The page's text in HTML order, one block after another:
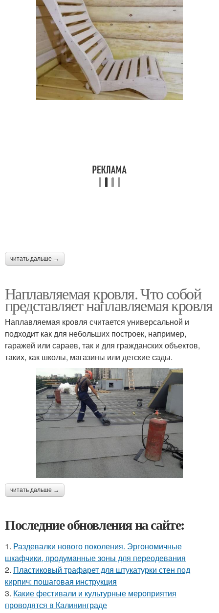
читать дальше →
Наплавляемая кровля. Что собой
представляет наплавляемая кровля
Наплавляемая кровля считается универсальной и
подходит как для небольших построек, например,
гаражей или сараев, так и для гражданских объектов,
таких, как школы, магазины или детские сады.
читать дальше →
Последние обновления на сайте:
1. Раздевалки нового поколения. Эргономичные
шкафчики, продуманные зоны для переодевания
2. Пластиковый трафарет для штукатурки стен под
кирпич: пошаговая инструкция
3. Какие фестивали и культурные мероприятия
проводятся в Калининграде